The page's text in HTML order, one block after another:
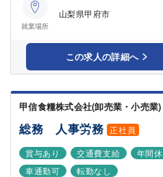
就業場所
山梨県甲府市
この求人の詳細へ
甲信食糧株式会社(卸売業・小売業)
総務 人事労務 正社員
賞与あり
交通費支給 年間
車通勤可
転勤なし